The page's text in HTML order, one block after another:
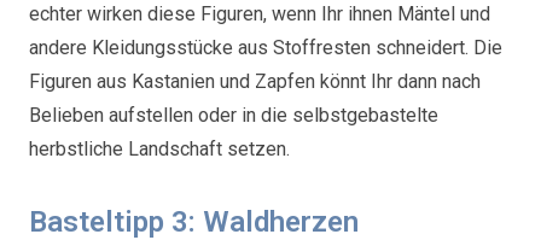
echter wirken diese Figuren, wenn Ihr ihnen Mäntel und
andere Kleidungsstücke aus Stoffresten schneidert. Die
Figuren aus Kastanien und Zapfen könnt Ihr dann nach
Belieben aufstellen oder in die selbstgebastelte
herbstliche Landschaft setzen.
Basteltipp 3: Waldherzen